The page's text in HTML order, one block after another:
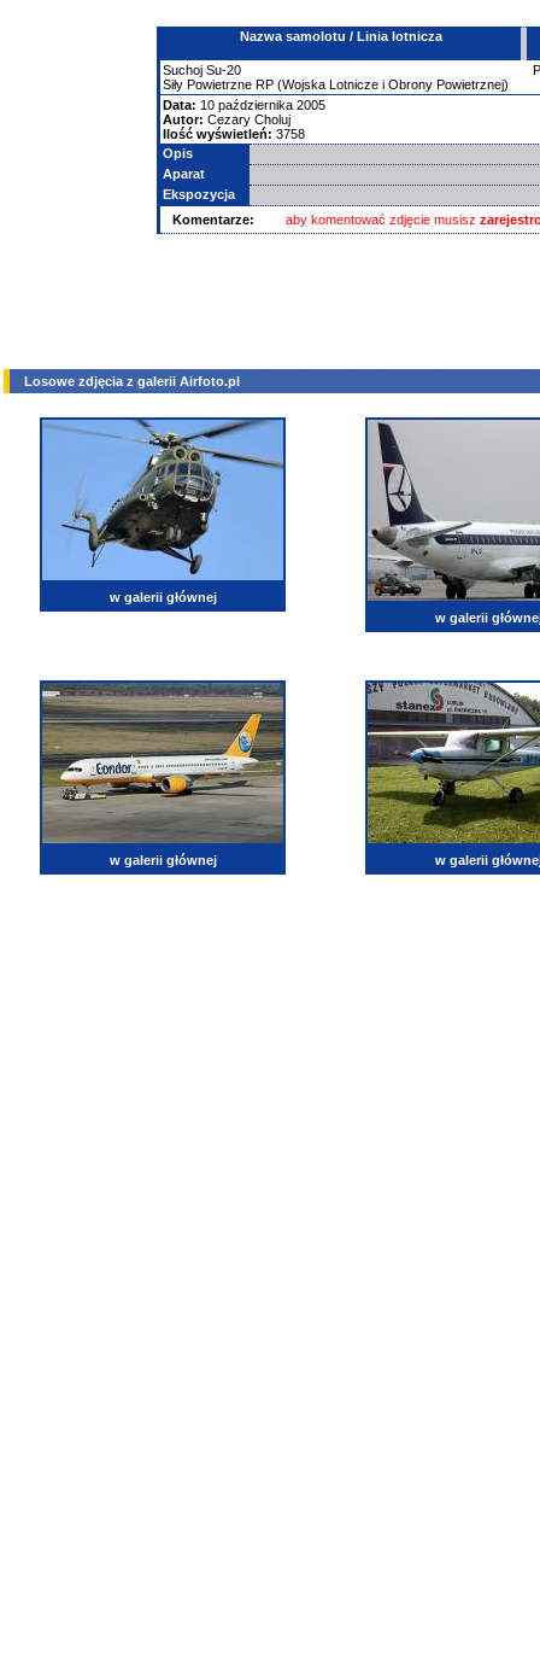
Nazwa samolotu / Linia lotnicza
Suchoj Su-20
Siły Powietrzne RP (Wojska Lotnicze i Obrony Powietrznej)
Data: 10 października 2005
Autor: Cezary Choluj
Ilość wyświetleń: 3758
Opis
Aparat
Ekspozycja
Komentarze:
aby komentować zdjęcie musisz
Losowe zdjęcia z galerii Airfoto.pl
w galerii głównej
w galerii
w galerii głównej w galerii